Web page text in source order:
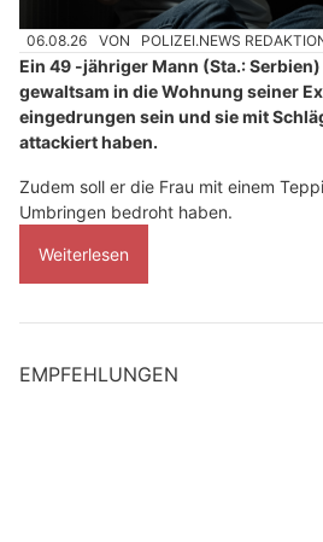
06.08.26 VON POLIZEI.NEWS
Ein 49 -jähriger Mann (Sta.:
gewaltsam in die Wohnung seiner
eingedrungen sein und sie mit
attackiert haben.
Zudem soll er die Frau mit einem
Umbringen bedroht haben.
Weiterlesen
EMPFEHLUNGEN